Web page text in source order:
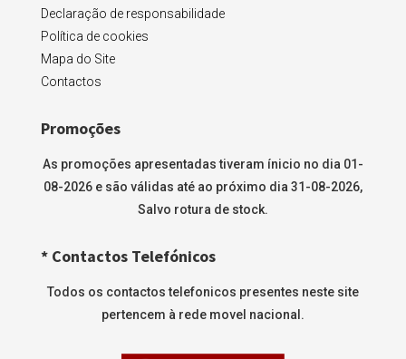
Declaração de responsabilidade
Política de cookies
Mapa do Site
Contactos
Promoções
As promoções apresentadas tiveram ínicio no dia 01-
08-2026 e são válidas até ao próximo dia 31-08-2026,
Salvo rotura de stock.
* Contactos Telefónicos
Todos os contactos telefonicos presentes neste site
pertencem à rede movel nacional.